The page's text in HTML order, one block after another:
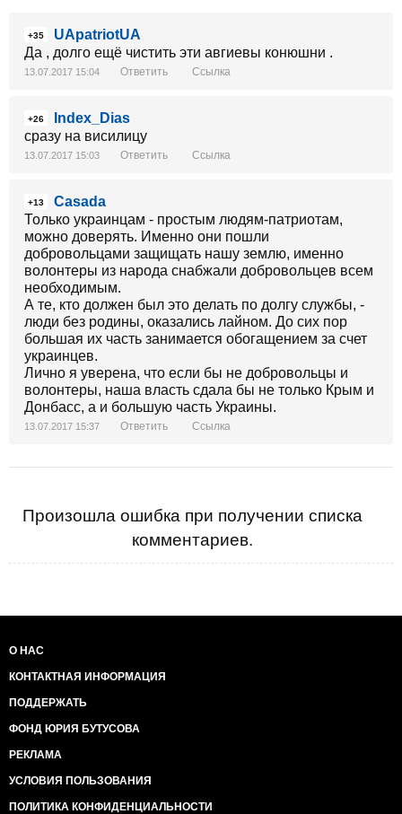
+35
UApatriotUA
Да , долго ещё чистить эти авгиевы конюшни .
13.07.2017 15:04 Ответить Ссылка
+26
Index_Dias
сразу на висилицу
13.07.2017 15:03 Ответить Ссылка
+13
Casada
Только украинцам - простым людям-патриотам,
можно доверять. Именно они пошли
добровольцами защищать нашу землю, именно
волонтеры из народа снабжали добровольцев всем
необходимым.
А те, кто должен был это делать по долгу службы, -
люди без родины, оказались лайном. До сих пор
большая их часть занимается обогащением за счет
украинцев.
Лично я уверена, что если бы не добровольцы и
волонтеры, наша власть сдала бы не только Крым и
Донбасс, а и большую часть Украины.
13.07.2017 15:37 Ответить Ссылка
Произошла ошибка при получении списка
комментариев.
О НАС
КОНТАКТНАЯ ИНФОРМАЦИЯ
ПОДДЕРЖАТЬ
ФОНД ЮРИЯ БУТУСОВА
РЕКЛАМА
УСЛОВИЯ ПОЛЬЗОВАНИЯ
ПОЛИТИКА КОНФИДЕНЦИАЛЬНОСТИ